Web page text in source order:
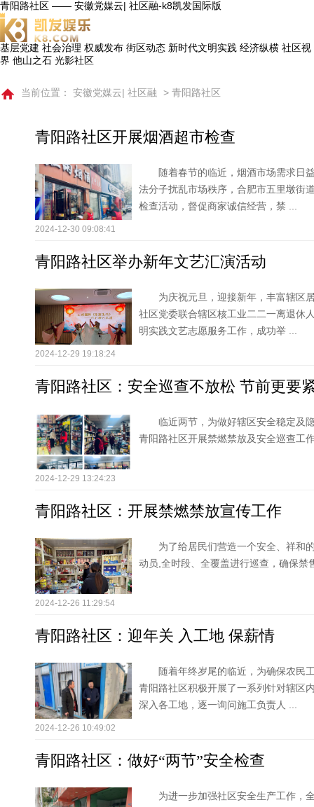
青阳路社区 —— 安徽党媒云| 社区融-k8凯发国际版
基层党建 社会治理 权威发布 街区动态 新时代文明实践 经济纵横 社区视
界 他山之石 光影社区
当前位置： 安徽党媒云| 社区融 > 青阳路社区
青阳路社区开展烟酒超市检查
随着春节的临近，烟酒市场需求日
法分子扰乱市场秩序，合肥市五里墩街
检查活动，督促商家诚信经营，禁 ...
2024-12-30 09:08:41
青阳路社区举办新年文艺汇演活动
为庆祝元旦，迎接新年，丰富辖区
社区党委联合辖区核工业二二一离退休
明实践文艺志愿服务工作，成功举 ...
2024-12-29 19:18:24
青阳路社区：安全巡查不放松 节前更要
临近两节，为做好辖区安全稳定及
青阳路社区开展禁燃禁放及安全巡查工
2024-12-29 13:24:23
青阳路社区：开展禁燃禁放宣传工作
为了给居民们营造一个安全、祥和
动员,全时段、全覆盖进行巡查，确保禁
2024-12-26 11:29:54
青阳路社区：迎年关 入工地 保薪情
随着年终岁尾的临近，为确保农民
青阳路社区积极开展了一系列针对辖区
深入各工地，逐一询问施工负责人 ...
2024-12-26 10:49:02
青阳路社区：做好“两节”安全检查
为进一步加强社区安全生产工作，